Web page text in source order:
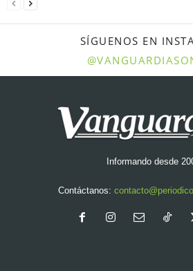
SÍGUENOS EN
Informando desde
Contáctanos: